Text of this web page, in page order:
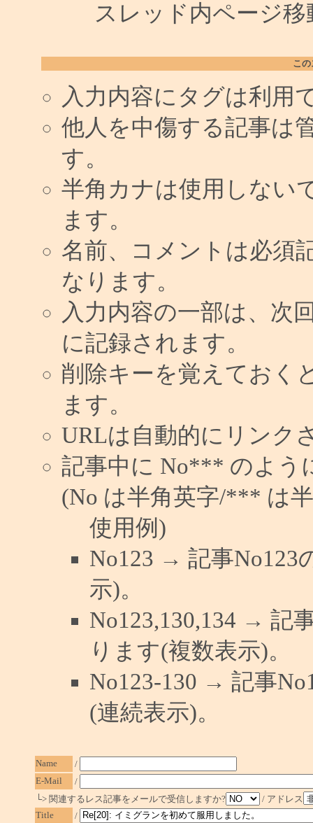
スレッド内ページ
こ
入力内容にタグは利用
他人を中傷する記事は
す。
半角カナは使用しない
ます。
名前、コメントは必須
なります。
入力内容の一部は、次
に記録されます。
削除キーを覚えておく
ます。
URLは自動的にリンク
記事中に No*** のよう
(No は半角英字/*** は
使用例)
No123 → 記事No123
示)。
No123,130,134 → 記
ります(複数表示)。
No123-130 → 記事
(連続表示)。
Name
/
E-Mail
/
└> 関連するレス記事をメールで受信しますか?
/ アドレス
Title
/